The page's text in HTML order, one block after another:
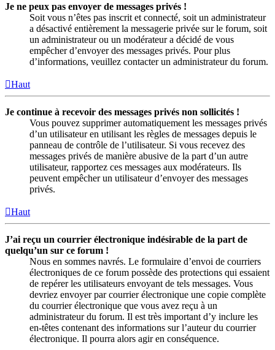
Je ne peux pas envoyer de messages privés !
Soit vous n’êtes pas inscrit et connecté, soit un administrateur
a désactivé entièrement la messagerie privée sur le forum, soit
un administrateur ou un modérateur a décidé de vous
empêcher d’envoyer des messages privés. Pour plus
d’informations, veuillez contacter un administrateur du forum.
Haut
Je continue à recevoir des messages privés non sollicités !
Vous pouvez supprimer automatiquement les messages privés
d’un utilisateur en utilisant les règles de messages depuis le
panneau de contrôle de l’utilisateur. Si vous recevez des
messages privés de manière abusive de la part d’un autre
utilisateur, rapportez ces messages aux modérateurs. Ils
peuvent empêcher un utilisateur d’envoyer des messages
privés.
Haut
J’ai reçu un courrier électronique indésirable de la part de
quelqu’un sur ce forum !
Nous en sommes navrés. Le formulaire d’envoi de courriers
électroniques de ce forum possède des protections qui essaient
de repérer les utilisateurs envoyant de tels messages. Vous
devriez envoyer par courrier électronique une copie complète
du courrier électronique que vous avez reçu à un
administrateur du forum. Il est très important d’y inclure les
en-têtes contenant des informations sur l’auteur du courrier
électronique. Il pourra alors agir en conséquence.